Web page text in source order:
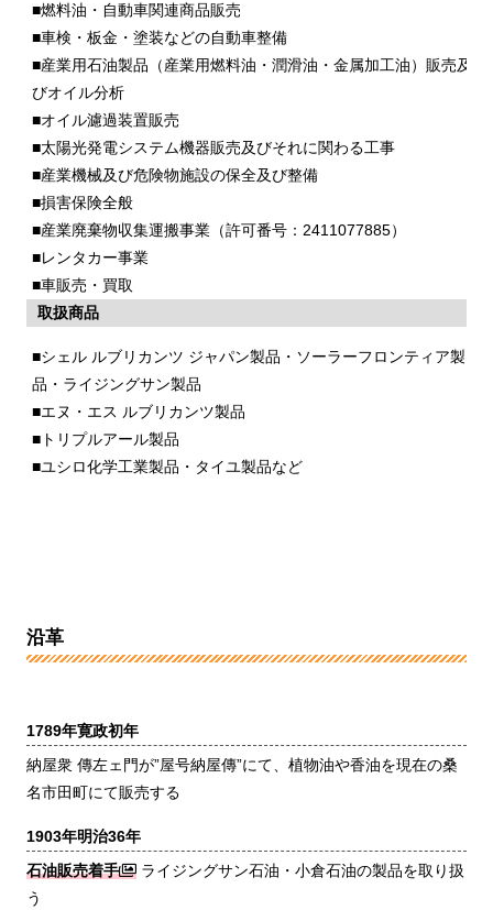
■燃料油・自動車関連商品販売
■車検・板金・塗装などの自動車整備
■産業用石油製品（産業用燃料油・潤滑油・金属加工油）販売及
びオイル分析
■オイル濾過装置販売
■太陽光発電システム機器販売及びそれに関わる工事
■産業機械及び危険物施設の保全及び整備
■損害保険全般
■産業廃棄物収集運搬事業（許可番号：2411077885）
■レンタカー事業
■車販売・買取
取扱商品
■シェル ルブリカンツ ジャパン製品・ソーラーフロンティア製
品・ライジングサン製品
■エヌ・エス ルブリカンツ製品
■トリプルアール製品
■ユシロ化学工業製品・タイユ製品など
沿革
1789年寛政初年
納屋衆 傳左ェ門が”屋号納屋傳”にて、植物油や香油を現在の桑
名市田町にて販売する
1903年明治36年
石油販売着手
ライジングサン石油・小倉石油の製品を取り扱
う